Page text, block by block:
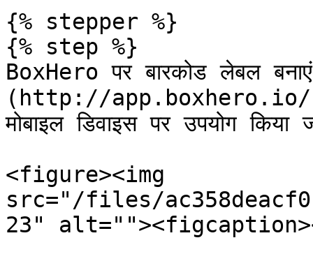
{% stepper %}
{% step %}
BoxHero पर बारकोड लेबल
(http://app.boxhero.io/)
मोबाइल डिवाइस पर उपयोग
<figure><img
src="/files/
23"